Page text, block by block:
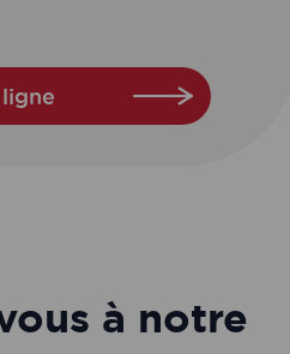
à notre